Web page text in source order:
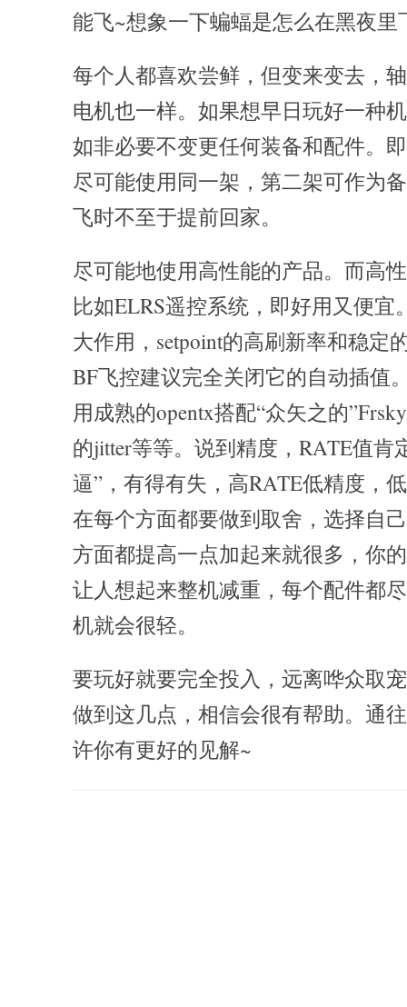
能飞~想象一下蝙蝠是怎么在黑夜里
每个人都喜欢尝鲜，但变来变去，
电机也一样。如果想早日玩好一种
如非必要不变更任何装备和配件。
尽可能使用同一架，第二架可作为
飞时不至于提前回家。
尽可能地使用高性能的产品。而高
比如ELRS遥控系统，即好用又便宜
大作用，setpoint的高刷新率和稳定
BF飞控建议完全关闭它的自动插值
用成熟的opentx搭配“众矢之的
的jitter等等。说到精度，RATE值肯
逼”，有得有失，高RATE低精度，
在每个方面都要做到取舍，选择自
方面都提高一点加起来就很多，你
让人想起来整机减重，每个配件都
机就会很轻。
要玩好就要完全投入，远离哗众取
做到这几点，相信会很有帮助。通
许你有更好的见解~